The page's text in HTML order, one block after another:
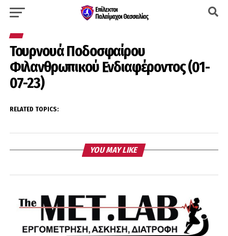
Τουρνουά Ποδοσφαίρου
Φιλανθρωπικού Ενδιαφέροντος (01-
07-23)
RELATED TOPICS:
YOU MAY LIKE